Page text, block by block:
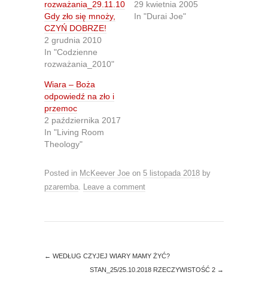
r
e
o
n
T
w
i
t
t
(
O
p
e
n
s
i
n
w
n
)
r
e
o
n
F
a
c
e
b
(
O
e
s
w
i
w
rozważania_29.11.10
Gdy zło się mnoży,
CZYŃ DOBRZE!
2 grudnia 2010
In "Codzienne
rozważania_2010"
29 kwietnia 2005
In "Durai Joe"
Wiara – Boża
odpowiedź na zło i
przemoc
2 października 2017
In "Living Room
Theology"
Posted in McKeever Joe on 5 listopada 2018 by
pzaremba. Leave a comment
← WEDŁUG CZYJEJ WIARY MAMY ŻYĆ?
STAN_25/25.10.2018 RZECZYWISTOŚĆ 2 →